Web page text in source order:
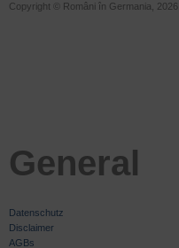
Copyright © Români în Germania, 2026
General
Datenschutz
Disclaimer
AGBs